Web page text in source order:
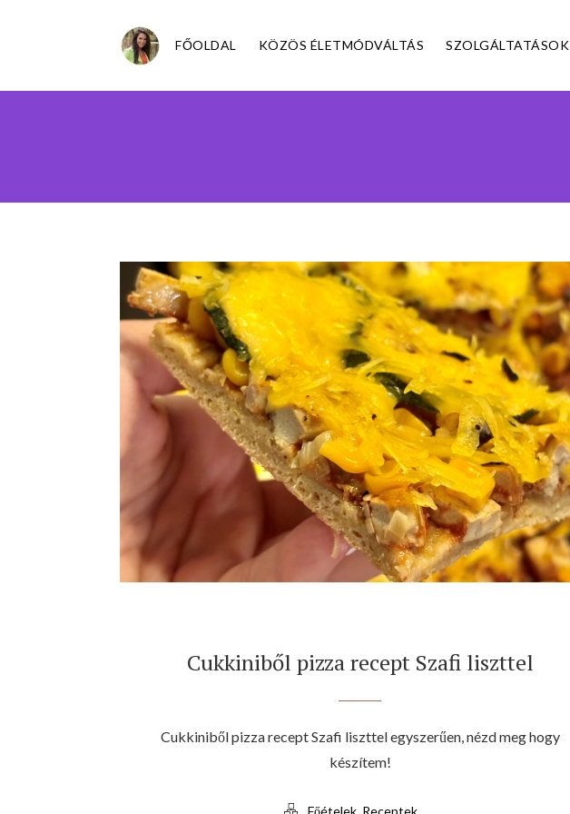
FŐOLDAL KÖZÖS ÉLETMÓDVÁLTÁS SZOLGÁLTATÁSOK
Cukkiniből pizza recept Szafi liszttel
Cukkiniből pizza recept Szafi liszttel egyszerűen, nézd meg hogy
készítem!
Főételek Receptek